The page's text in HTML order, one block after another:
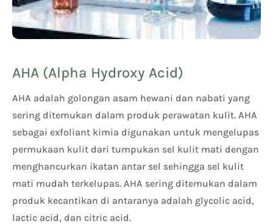
AHA (Alpha Hydroxy Acid)
AHA adalah golongan asam hewani dan nabati yang
sering ditemukan dalam produk perawatan kulit. AHA
sebagai exfoliant kimia digunakan untuk mengelupas
permukaan kulit dari tumpukan sel kulit mati dengan
menghancurkan ikatan antar sel sehingga sel kulit
mati mudah terkelupas. AHA sering ditemukan dalam
produk kecantikan di antaranya adalah glycolic acid,
lactic acid, dan citric acid.